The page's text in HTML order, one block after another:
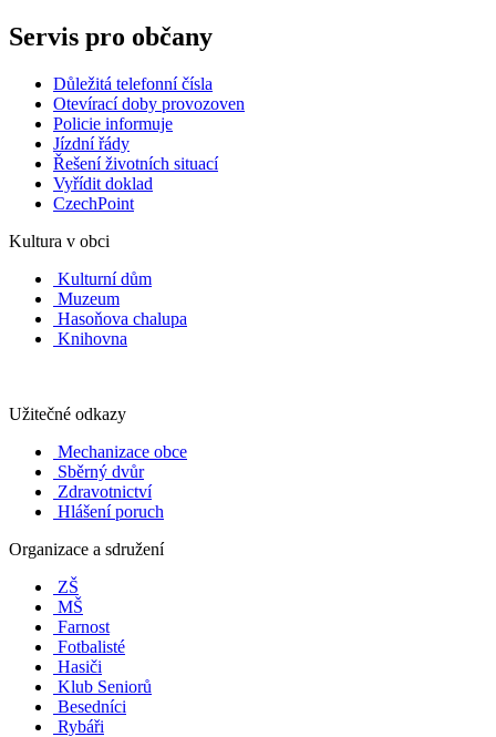
Servis pro občany
Důležitá telefonní čísla
Otevírací doby provozoven
Policie informuje
Jízdní řády
Řešení životních situací
Vyřídit doklad
CzechPoint
Kultura v obci
Kulturní dům
Muzeum
Hasoňova chalupa
Knihovna
Užitečné odkazy
Mechanizace obce
Sběrný dvůr
Zdravotnictví
Hlášení poruch
Organizace a sdružení
ZŠ
MŠ
Farnost
Fotbalisté
Hasiči
Klub Seniorů
Besedníci
Rybáři